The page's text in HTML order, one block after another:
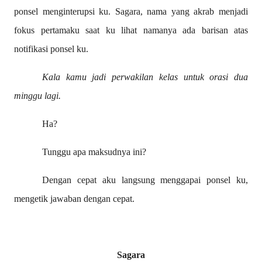
ponsel menginterupsi ku. Sagara, nama yang akrab menjadi
fokus pertamaku saat ku lihat namanya ada barisan atas
notifikasi ponsel ku.
Kala kamu jadi perwakilan kelas untuk orasi dua
minggu lagi.
Ha?
Tunggu apa maksudnya ini?
Dengan cepat aku langsung menggapai ponsel ku,
mengetik jawaban dengan cepat.
Sagara